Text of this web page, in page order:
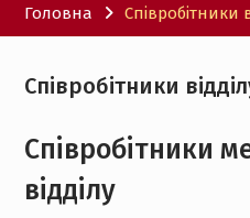
Головна Співробітники
Співробітники
Співробітники
відділу